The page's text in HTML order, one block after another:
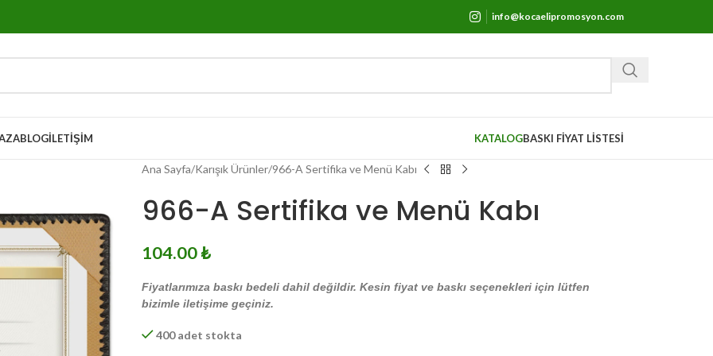
info@kocaelipromosyon.com
BLOGİLETIŞIM KATALOGBASKI FİYAT LİSTESİ
Ana Sayfa Karışık Ürünler 966-A Sertifika ve Menü Kabı
966-A Sertifika ve Menü Kabı
104.00₺
Fiyatlarımıza baskı bedeli dahil değildir. Kesin fiyat ve baskı seçenekleri için lütfen
bizimle iletişime geçiniz.
400 adet stokta